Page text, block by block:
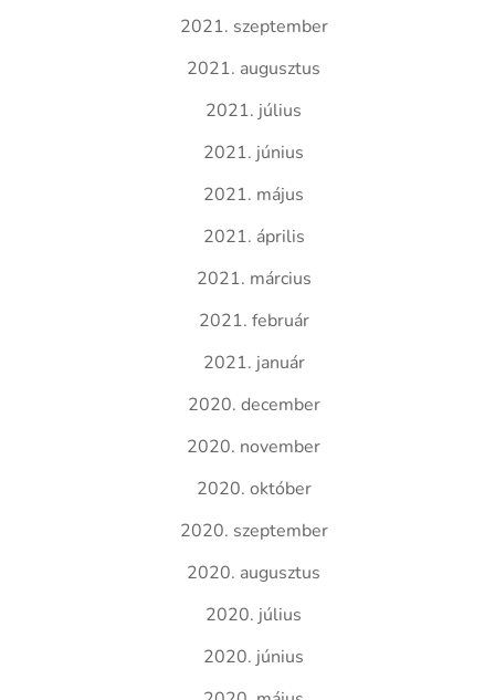
2021. szeptember
2021. augusztus
2021. július
2021. június
2021. május
2021. április
2021. március
2021. február
2021. január
2020. december
2020. november
2020. október
2020. szeptember
2020. augusztus
2020. július
2020. június